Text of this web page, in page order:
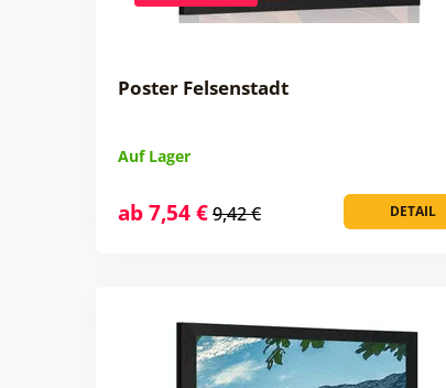
Poster Felsenstadt
Auf Lager
DETAIL
ab 7,54 €9,42 €